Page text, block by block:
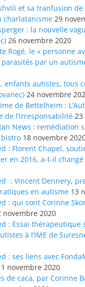
et sa tranfusion de
charlatanisme 29
: la nouvelle
26 novembre 2020
Rogé, le « personne
par un
enfants autistes, tous
24 novembre
de Bettelheim :
de l’irresponsabilité 23
News : remédiation
18 novembre
: Florent Chapel,
en 2016, a-t-il changé
: Vincent Dennery,
en autisme 13
: qui sont Corinne
novembre 2020
: Essai thérapeutique
à l’IME de
: ses liens avec
novembre 2020
de caca, par Corinne